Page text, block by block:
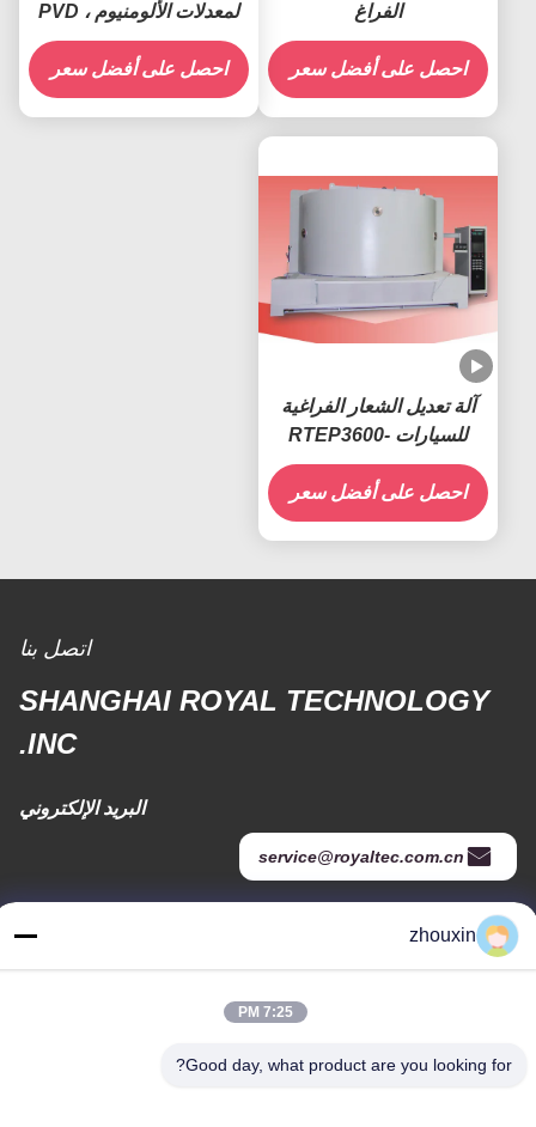
الفراغ
احصل على أفضل سعر
لمعدلات الألومنيوم PVD ،
PMMA الاكريليك للسيارات
احصل على أفضل سعر
آلة تعديل الشعار الفراغية
للسيارات -RTEP3600
احصل على أفضل سعر
اتصل بنا
SHANGHAI ROYAL TECHNOLOGY
INC.
البريد الإلكتروني
service@royaltec.com.cn
819 # سونغوي الطريق (n.) سونغجيانغ المنطقة الصناعية، شانغ هاي،
zhouxin
7:25 PM
Good day, what product are you looking for?